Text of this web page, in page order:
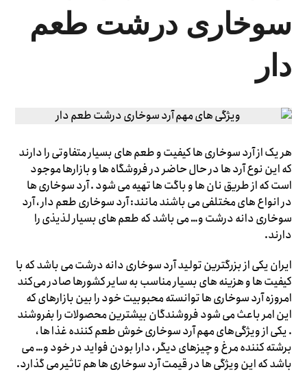
سوخاری درشت طعم
دار
هر یک از آرد سوخاری ها کیفیت و طعم های بسیار متفاوتی را دارند
که این نوع آرد ها در حال حاضر در فروشگاه ها و بازارها موجود
است که از طریق نان ها و باگت ها تهیه می شود . آرد سوخاری ها
در انواع های مختلفی می باشند مانند: آرد سوخاری طعم دار ، آرد
سوخاری دانه درشت و… می باشد که طعم های بسیار لذیذی را
دارند.
ایران یکی از بزرگترین تولید آرد سوخاری دانه درشت می باشد که با
کیفیت ها و هزینه های بسیار مناسب به سایر کشورها صادر می‌کند
امروزه آرد سوخاری ها توانسته محبوبیت خود را بین بازارهای که
این امر باعث می شود فروشندگان بیشترین محصولات را بفروشند
. یکی از ویژگی‌های مهم آرد سوخاری خوش طعم کننده غذا ها ،
برشته کننده مرغ و چیزهای دیگر ، دارا بودن فواید در خود و… می
باشد که این ویژگی ها در قیمت آرد سوخاری ها هم تاثیر می گذارد.